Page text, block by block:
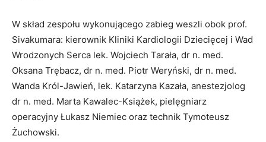
W skład zespołu wykonującego zabieg weszli obok prof.
Sivakumara: kierownik Kliniki Kardiologii Dziecięcej i Wad
Wrodzonych Serca lek. Wojciech Tarała, dr n. med.
Oksana Trębacz, dr n. med. Piotr Weryński, dr n. med.
Wanda Król-Jawień, lek. Katarzyna Kazała, anestezjolog
dr n. med. Marta Kawalec-Książek, pielęgniarz
operacyjny Łukasz Niemiec oraz technik Tymoteusz
Żuchowski.